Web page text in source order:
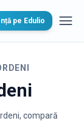
pe Edulio
, compară